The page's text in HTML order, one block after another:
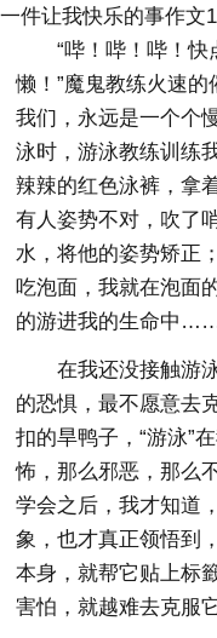
一件让我快乐的事作文
“哔！哔！哔！
懒！”魔鬼教练火速
我们，永远是一个个
泳时，游泳教练训练
辣辣的红色泳裤，拿
有人姿势不对，吹了
水，将他的姿势矫正
吃泡面，我就在泡面
的游进我的生命中
在我还没接触游
的恐惧，最不愿意去
扣的旱鸭子，“游泳”
怖，那么邪恶，那么
学会之后，我才知道
象，也才真正领悟到
本身，就帮它贴上标
害怕，就越难去克服